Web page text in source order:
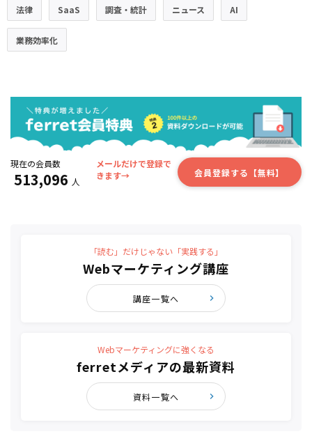
法律 SaaS 調査・統計 ニュース AI
業務効率化
現在の会員数
513,096 人
メールだけで登録で
きます→
会員登録する【無料】
「読む」だけじゃない「実践する」
Webマーケティング講座
講座一覧へ
Webマーケティングに強くなる
ferretメディアの最新資料
資料一覧へ